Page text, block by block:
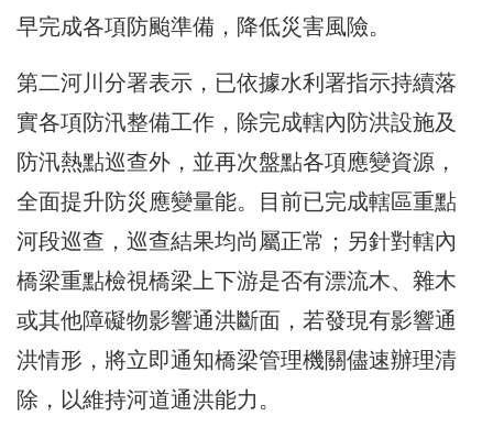
早完成各項防颱準備，降低災害風險。
第二河川分署表示，已依據水利署指示持續落
實各項防汛整備工作，除完成轄內防洪設施及
防汛熱點巡查外，並再次盤點各項應變資源，
全面提升防災應變量能。目前已完成轄區重點
河段巡查，巡查結果均尚屬正常；另針對轄內
橋梁重點檢視橋梁上下游是否有漂流木、雜木
或其他障礙物影響通洪斷面，若發現有影響通
洪情形，將立即通知橋梁管理機關儘速辦理清
除，以維持河道通洪能力。